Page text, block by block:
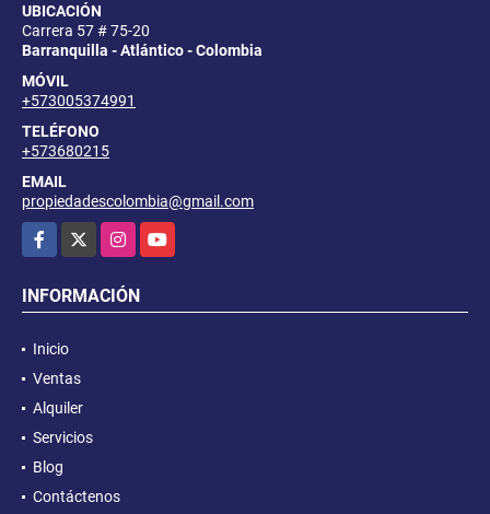
UBICACIÓN
Carrera 57 # 75-20
Barranquilla - Atlántico - Colombia
MÓVIL
+573005374991
TELÉFONO
+573680215
EMAIL
propiedadescolombia@gmail.com
Facebook
InstagramYouTube
INFORMACIÓN
Inicio
Ventas
Alquiler
Servicios
Blog
Contáctenos